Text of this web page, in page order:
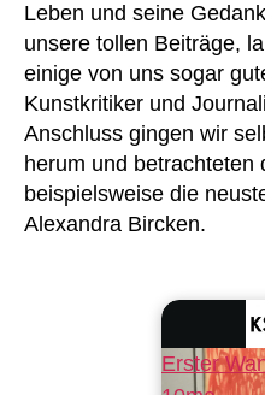
Leben und seine
unsere tollen Beiträge,
einige von uns sogar
Kunstkritiker und
Anschluss gingen wir
herum und betrachteten
beispielsweise die
Alexandra Bircken.
Erster